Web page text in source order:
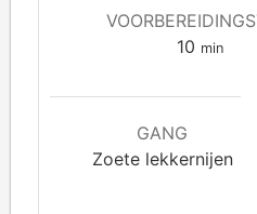
10 min
GANG
Zoete lekkernijen